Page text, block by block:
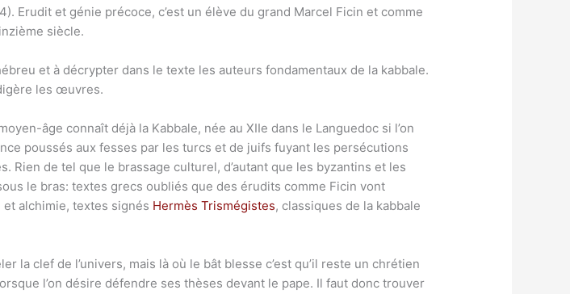
Erudit et génie précoce, c’est un élève du grand Marcel Ficin et comme
siècle.
et à décrypter dans le texte les auteurs fondamentaux de la kabbale.
les œuvres.
âge connaît déjà la Kabbale, née au XIIe dans le Languedoc si l’on
poussés aux fesses par les turcs et de juifs fuyant les persécutions
de tel que le brassage culturel, d’autant que les byzantins et les
le bras: textes grecs oubliés que des érudits comme Ficin vont
et alchimie, textes signés Hermès Trismégistes, classiques de la kabbale
la clef de l’univers, mais là où le bât blesse c’est qu’il reste un chrétien
l’on désire défendre ses thèses devant le pape. Il faut donc trouver